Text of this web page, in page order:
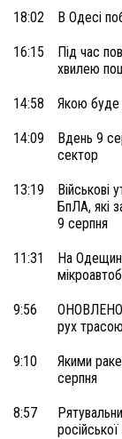
18:02 В Одесі
16:15
Під час
хвилею
14:58 Якою буде
14:09
Вдень 9
сектор
13:19
Військові
БпЛА, які
9 серпня
11:31
На
9:56
ОНОВЛЕНО.
рух
9:10
Якими
серпня
8:57